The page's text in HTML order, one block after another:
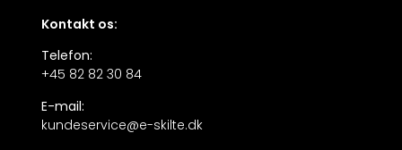
Kontakt os:
Telefon:
+45 82 82 30 84
E-mail:
kundeservice@e-skilte.dk